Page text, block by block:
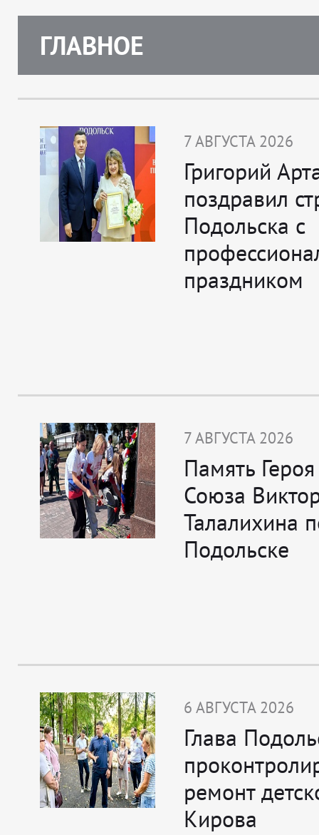
ГЛАВНОЕ
7 АВГУСТА 2026
Григорий
поздравил
Подольска с
праздником
7 АВГУСТА 2026
Память
Союза
Талалихина
Подольске
6 АВГУСТА 2026
Глава
ремонт
Кирова